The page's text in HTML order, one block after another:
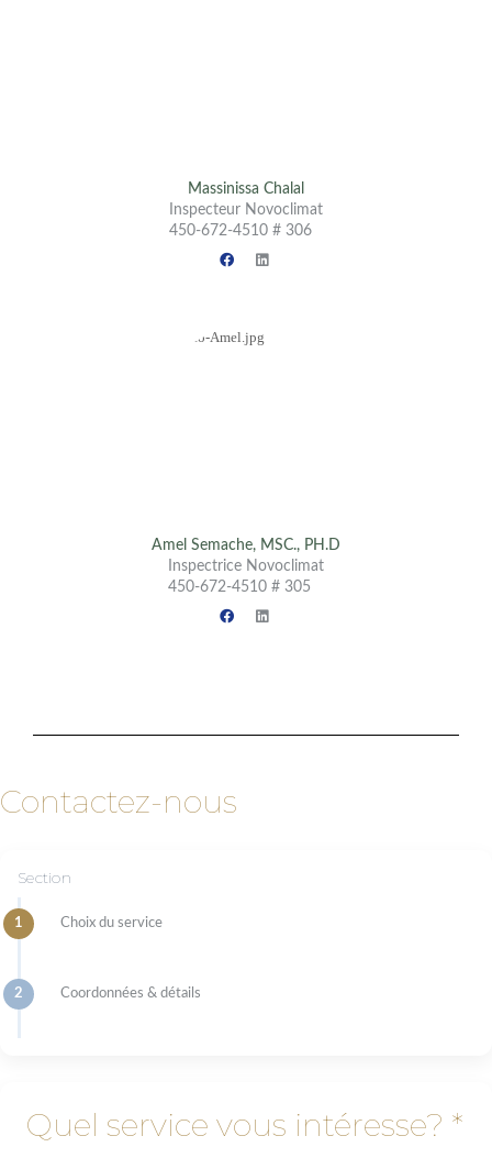
Massinissa Chalal
Inspecteur Novoclimat
450-672-4510 # 306
Amel Semache, MSC., PH.D
Inspectrice Novoclimat
450-672-4510 # 305
Contactez-nous
Section
1 Choix du service
2 Coordonnées & détails
Quel service vous intéresse? *